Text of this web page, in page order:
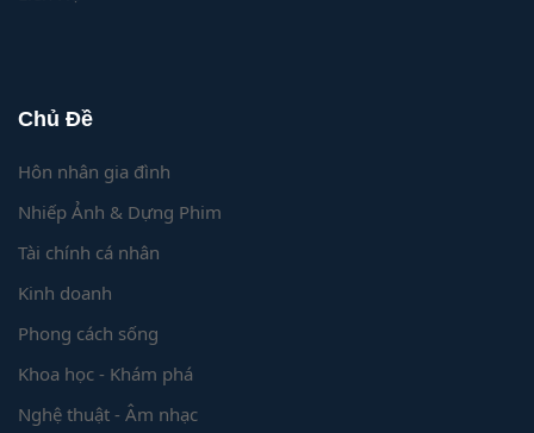
Chủ Đề
Hôn nhân gia đình
Nhiếp Ảnh & Dựng Phim
Tài chính cá nhân
Kinh doanh
Phong cách sống
Khoa học - Khám phá
Nghệ thuật - Âm nhạc